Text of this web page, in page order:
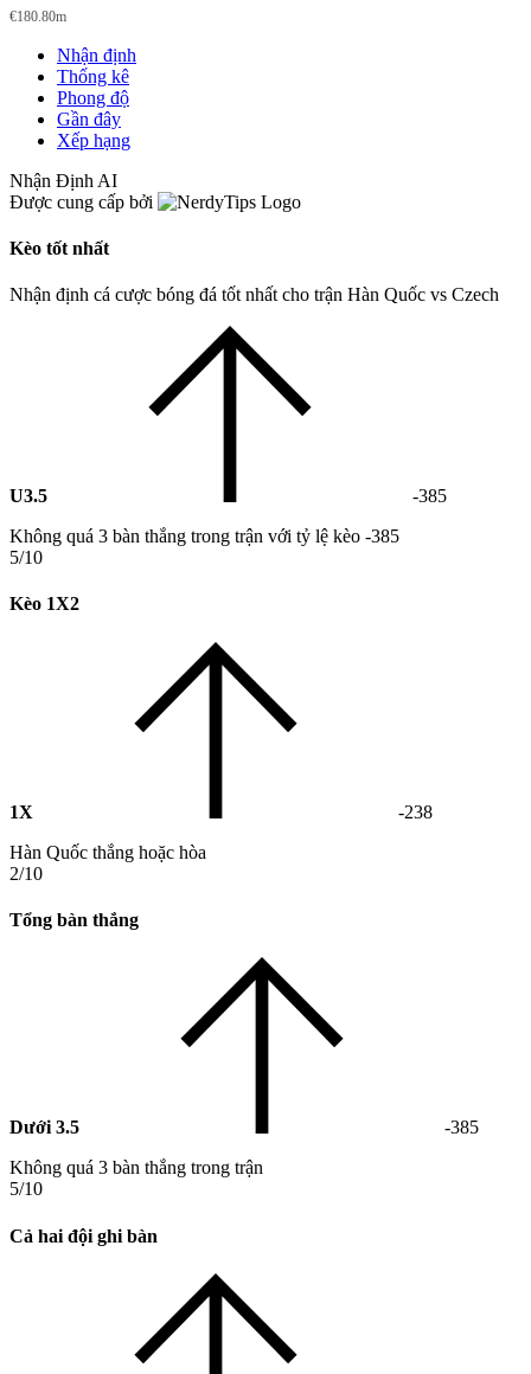
€180.80m
Nhận định
Thống kê
Phong độ
Gần đây
Xếp hạng
Nhận Định AI
Được cung cấp bởi
Kèo tốt nhất
Nhận định cá cược bóng đá tốt nhất cho trận Hàn Quốc vs Czech
U3.5
-385
Không quá 3 bàn thắng trong trận với tỷ lệ kèo -385
5/10
Kèo 1X2
1X
-238
Hàn Quốc thắng hoặc hòa
2/10
Tổng bàn thắng
Dưới 3.5
-385
Không quá 3 bàn thắng trong trận
5/10
Cả hai đội ghi bàn